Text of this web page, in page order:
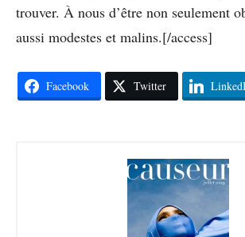
trouver. À nous d’être non seulement
aussi modestes et malins.[/access]
Facebook Twitter